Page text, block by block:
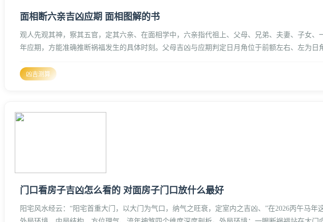
面相断六亲吉凶应期 面相图解的书
观人先观其神，察其五官，定其六亲、在面相学中，六亲指代祖上、父母、兄弟、夫妻、子女
年应期，方能准确推断祸福发生的具体时刻。父母吉凶与应期判定日月角位于前额左右、左为
凶吉测算
门口看房子吉凶怎么看的 对面房子门口放什么最好
阳宅风水经云：“阳宅首重大门，以大门为气口，纳气之旺衰，定室内之吉凶、”在2026丙午马